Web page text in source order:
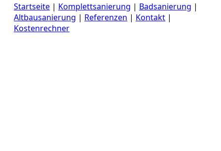
Startseite | Komplettsanierung | Badsanierung |
Altbausanierung | Referenzen | Kontakt |
Kostenrechner